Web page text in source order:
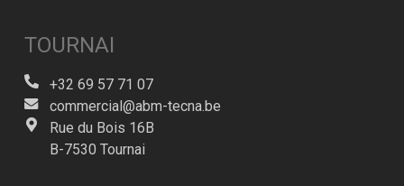
TOURNAI
+32 69 57 71 07
commercial@abm-tecna.be
Rue du Bois 16B
B-7530 Tournai